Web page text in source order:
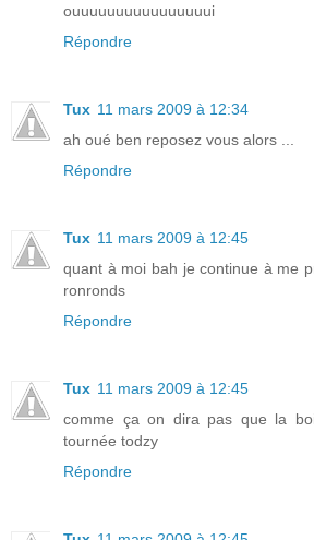
ouuuuuuuuuuuuuuuui
Répondre
Tux 11 mars 2009 à 12:34
ah oué ben reposez vous alors ...
Répondre
Tux 11 mars 2009 à 12:45
quant à moi bah je continue à me
ronronds
Répondre
Tux 11 mars 2009 à 12:45
comme ça on dira pas que la
tournée todzy
Répondre